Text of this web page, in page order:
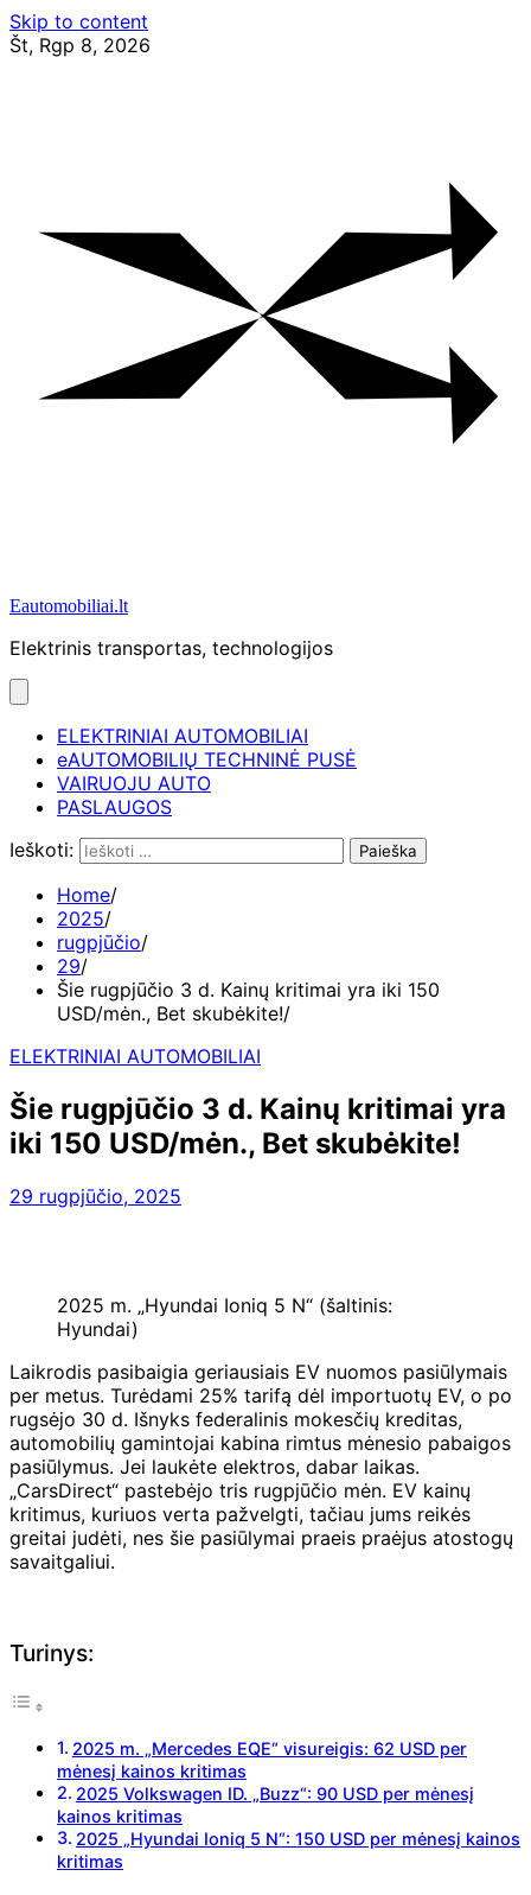
Skip to content
Št, Rgp 8, 2026
Eautomobiliai.lt
Elektrinis transportas, technologijos
ELEKTRINIAI AUTOMOBILIAI
eAUTOMOBILIŲ TECHNINĖ PUSĖ
VAIRUOJU AUTO
PASLAUGOS
Ieškoti:
Home
2025
rugpjūčio
29
Šie rugpjūčio 3 d. Kainų kritimai yra iki 150
USD/mėn., Bet skubėkite!
ELEKTRINIAI AUTOMOBILIAI
Šie rugpjūčio 3 d. Kainų kritimai yra
iki 150 USD/mėn., Bet skubėkite!
29 rugpjūčio, 2025
2025 m. „Hyundai Ioniq 5 N“ (šaltinis:
Hyundai)
Laikrodis pasibaigia geriausiais EV nuomos pasiūlymais
per metus. Turėdami 25% tarifą dėl importuotų EV, o po
rugsėjo 30 d. Išnyks federalinis mokesčių kreditas,
automobilių gamintojai kabina rimtus mėnesio pabaigos
pasiūlymus. Jei laukėte elektros, dabar laikas.
„CarsDirect“ pastebėjo tris rugpjūčio mėn. EV kainų
kritimus, kuriuos verta pažvelgti, tačiau jums reikės
greitai judėti, nes šie pasiūlymai praeis praėjus atostogų
savaitgaliui.
Turinys:
2025 m. „Mercedes EQE“ visureigis: 62 USD per
mėnesį kainos kritimas
2025 Volkswagen ID. „Buzz“: 90 USD per mėnesį
kainos kritimas
2025 „Hyundai Ioniq 5 N“: 150 USD per mėnesį kainos
kritimas